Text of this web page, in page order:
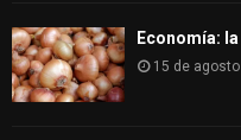
Economía:
15 de